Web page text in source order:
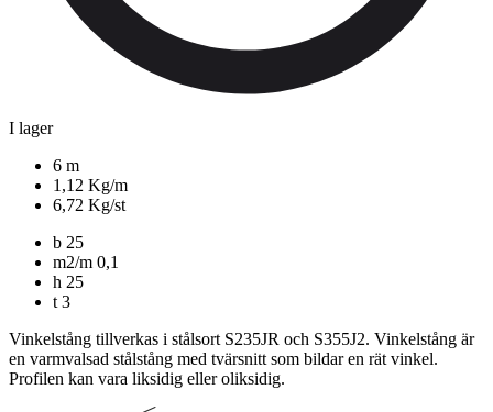
I lager
6 m
1,12 Kg/m
6,72 Kg/st
b 25
m2/m 0,1
h 25
t 3
Vinkelstång tillverkas i stålsort S235JR och S355J2. Vinkelstång är
en varmvalsad stålstång med tvärsnitt som bildar en rät vinkel.
Profilen kan vara liksidig eller oliksidig.